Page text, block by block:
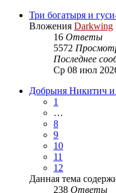
Три богатыря и
Вложения Darkwing
16 Ответы
5572
Последнее
Ср 08 июл
Добрыня Никитич
1
…
8
9
10
11
12
Данная тема
238 Ответы